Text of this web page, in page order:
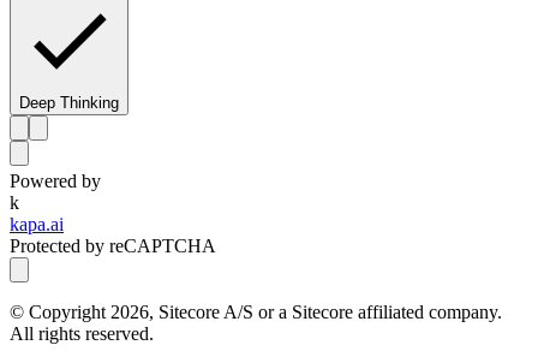
Deep Thinking
Powered by
k
kapa.ai
Protected by reCAPTCHA
© Copyright 2026, Sitecore A/S or a Sitecore affiliated company.
All rights reserved.